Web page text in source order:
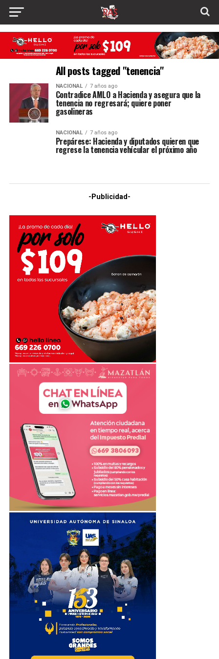
All posts tagged "tenencia"
NACIONAL 7 años ago
Contradice AMLO a Hacienda y asegura que la
tenencia no regresará; quiere poner
gasolineras
NACIONAL 7 años ago
Prepárese: Hacienda y diputados quieren que
regrese la tenencia vehícular el próximo año
-Publicidad-